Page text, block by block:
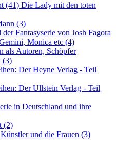
(41) Die Lady mit den toten
(3)
Fantasyserie von Josh Fagora
Monica etc (4)
als Autoren, Schöpfer
(3)
Der Heyne Verlag - Teil
Der Ullstein Verlag - Teil
in Deutschland und ihre
(2)
und die Frauen (3)